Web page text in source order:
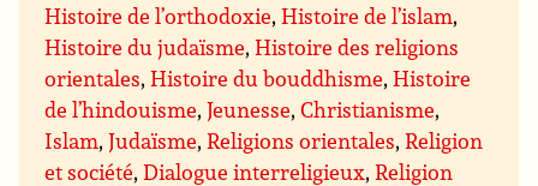
Histoire de l’orthodoxie,Histoire de l’islam,
Histoire du judaïsme,Histoire des religions
orientales,Histoire du bouddhisme,Histoire
de l’hindouisme,Jeunesse,Christianisme,
Islam,Judaïsme,Religions orientales,Religion
et société,Dialogue interreligieux,Religion